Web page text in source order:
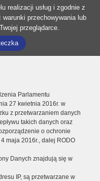
realizacji usług i zgodnie z
przechowywania lub
przeglądarce.
Parlamentu
27 kwietnia 2016r. w
z przetwarzaniem danych
takich danych oraz
o ochronie
maja 2016r., dalej RODO
Danych znajdują się w
IP, są przetwarzane w